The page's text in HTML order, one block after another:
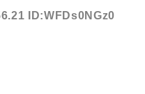
ID:WFDs0NGz0